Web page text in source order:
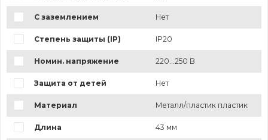
С заземлением Нет
Степень защиты (IP) IP20
Номин. напряжение 220...250 В
Защита от детей Нет
Материал Металл/пластик пластик
Длина 43 мм